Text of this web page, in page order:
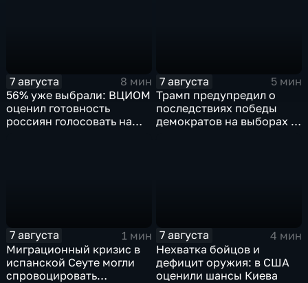
7 августа
8 мин
56% уже выбрали: ВЦИОМ
оценил готовность
россиян голосовать на
7 августа
5 мин
Трамп предупредил о
последствиях победы
демократов на выборах в
7 августа
1 мин
Миграционный кризис в
испанской Сеуте могли
спровоцировать
7 августа
4 мин
Нехватка бойцов и
дефицит оружия: в США
оценили шансы Киева